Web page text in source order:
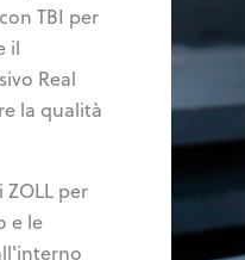
TBI per
il
Real
la qualità
per
e le